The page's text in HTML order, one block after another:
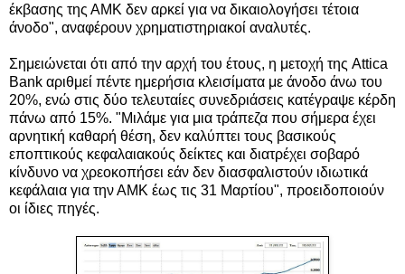
έκβασης της ΑΜΚ δεν αρκεί για να δικαιολογήσει τέτοια
άνοδο", αναφέρουν χρηματιστηριακοί αναλυτές.
Σημειώνεται ότι από την αρχή του έτους, η μετοχή της Attica
Bank αριθμεί πέντε ημερήσια κλεισίματα με άνοδο άνω του
20%, ενώ στις δύο τελευταίες συνεδριάσεις κατέγραψε κέρδη
πάνω από 15%. "Μιλάμε για μια τράπεζα που σήμερα έχει
αρνητική καθαρή θέση, δεν καλύπτει τους βασικούς
εποπτικούς κεφαλαιακούς δείκτες και διατρέχει σοβαρό
κίνδυνο να χρεοκοπήσει εάν δεν διασφαλιστούν ιδιωτικά
κεφάλαια για την ΑΜΚ έως τις 31 Μαρτίου", προειδοποιούν
οι ίδιες πηγές.